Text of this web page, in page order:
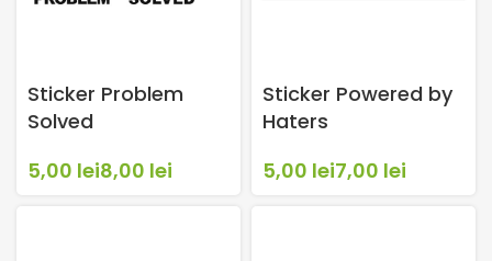
Sticker Problem
Solved
lei
lei
Sticker Powered by
Haters
lei
lei